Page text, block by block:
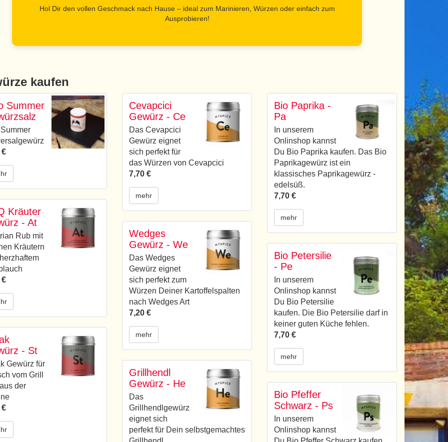
Hol Dir den vollen Geschmack nach Hause – ideal zum Marinieren, Würzen oder einfach zum
Ausprobieren!
kaufen
Summer
€
Kräuter
- At
Rub mit
Kräutern
€
- St
Gewürz für
vom Grill
der
€
Cevapcici
Gewürz - Ce
Das Cevapcici
Gewürz eignet
sich perfekt für
das Würzen von Cevapcici
7,70 €
mehr
Wedges
Gewürz - We
Das Wedges
Gewürz eignet
sich perfekt zum
Würzen Deiner Kartoffelspalten
nach Wedges Art
7,20 €
mehr
Grillhendl
Gewürz - He
Das
Grillhendlgewürz
eignet sich
perfekt für Dein selbstgemachtes
Bio Paprika -
Pa
In unserem
Onlinshop kannst
Du Bio Paprika kaufen. Das Bio
Paprikagewürz ist ein
klassisches Paprikagewürz -
edelsüß.
7,70 €
mehr
Bio Petersilie
- Pe
In unserem
Onlinshop kannst
Du Bio Petersilie
kaufen. Die Bio Petersilie darf in
keiner guten Küche fehlen.
7,70 €
mehr
Bio Pfeffer
Schwarz - Ps
In unserem
Onlinshop kannst